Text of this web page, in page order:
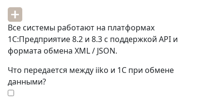
Все системы работают на платформах
1С:Предприятие 8.2 и 8.3 с поддержкой API и
формата обмена XML / JSON.
Что передается между iiko и 1С при обмене
данными?